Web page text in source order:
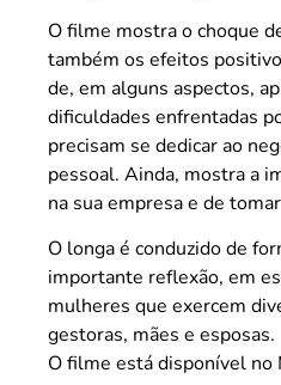
O filme mostra o choque
também os efeitos
de, em alguns aspectos,
dificuldades enfrentadas
precisam se dedicar ao
pessoal. Ainda, mostra a
na sua empresa e de
O longa é conduzido de
importante reflexão, em
mulheres que exercem
gestoras, mães e esposas.
O filme está disponível no